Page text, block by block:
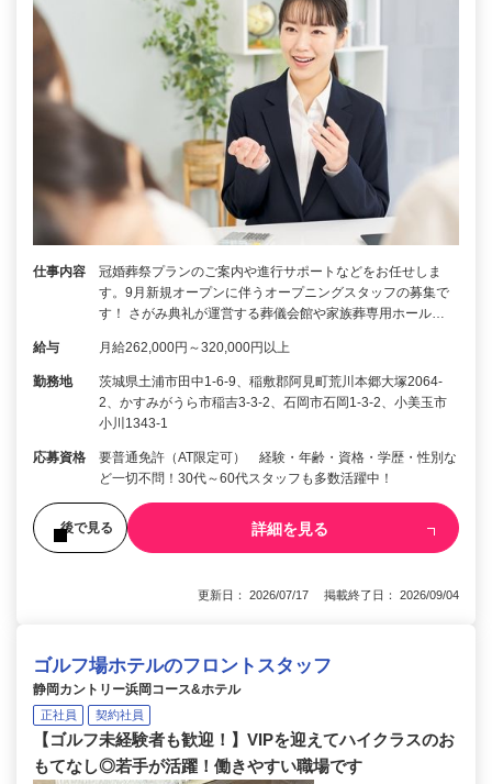
仕事内容
冠婚葬祭プランのご案内や進行サポートなどをお任せしま
す。9月新規オープンに伴うオープニングスタッフの募集で
す！ さがみ典礼が運営する葬儀会館や家族葬専用ホール…
給与 月給262,000円～320,000円以上
勤務地
茨城県土浦市田中1-6-9、稲敷郡阿見町荒川本郷大塚2064-
2、かすみがうら市稲吉3-3-2、石岡市石岡1-3-2、小美玉市
小川1343-1
応募資格
要普通免許（AT限定可） 経験・年齢・資格・学歴・性別な
ど一切不問！30代～60代スタッフも多数活躍中！
後で見る 詳細を見る
更新日： 2026/07/17 掲載終了日： 2026/09/04
ゴルフ場ホテルのフロントスタッフ
静岡カントリー浜岡コース&ホテル
正社員 契約社員
【ゴルフ未経験者も歓迎！】VIPを迎えてハイクラスのお
もてなし◎若手が活躍！働きやすい職場です